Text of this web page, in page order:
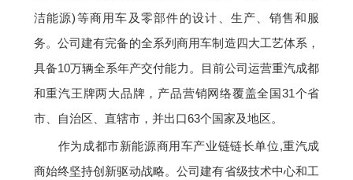
洁能源)等商用车及零部件的设计、生产、销售和服
务。公司建有完备的全系列商用车制造四大工艺体系，
具备10万辆全系年产交付能力。目前公司运营重汽成都
和重汽王牌两大品牌，产品营销网络覆盖全国31个省
市、自治区、直辖市，并出口63个国家及地区。
作为成都市新能源商用车产业链链长单位,重汽成
商始终坚持创新驱动战略。公司建有省级技术中心和工